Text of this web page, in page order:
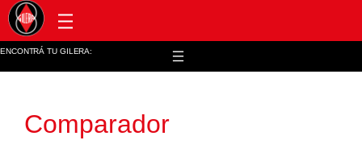
ENCONTRÁ TU GILERA:
Comparador